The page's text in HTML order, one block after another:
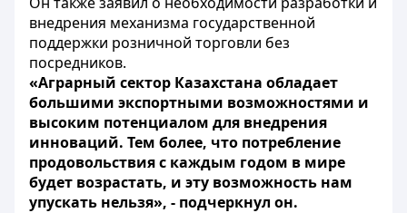
внедрения механизма государственной
поддержки розничной торговли без
посредников.
«Аграрный сектор Казахстана обладает
большими экспортными возможностями и
высоким потенциалом для внедрения
инноваций. Тем более, что потребление
продовольствия с каждым годом в мире
будет возрастать, и эту возможность нам
упускать нельзя», - подчеркнул он.